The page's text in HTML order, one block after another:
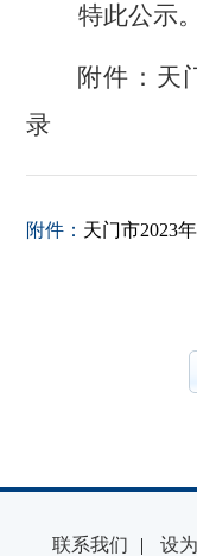
特此公示。
附件： 天
录
附件： 天门市2023
联系我们 | 设